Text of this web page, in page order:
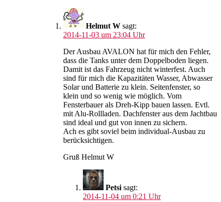
Helmut W sagt:
2014-11-03 um 23:04 Uhr
Der Ausbau AVALON hat für mich den Fehler,
dass die Tanks unter dem Doppelboden liegen.
Damit ist das Fahrzeug nicht winterfest. Auch
sind für mich die Kapazitäten Wasser, Abwasser
Solar und Batterie zu klein. Seitenfenster, so
klein und so wenig wie möglich. Vom
Fensterbauer als Dreh-Kipp bauen lassen. Evtl.
mit Alu-Rollladen. Dachfenster aus dem Jachtbau
sind ideal und gut von innen zu sichern.
Ach es gibt soviel beim individual-Ausbau zu
berücksichtigen.
Gruß Helmut W
Petsi sagt:
2014-11-04 um 0:21 Uhr